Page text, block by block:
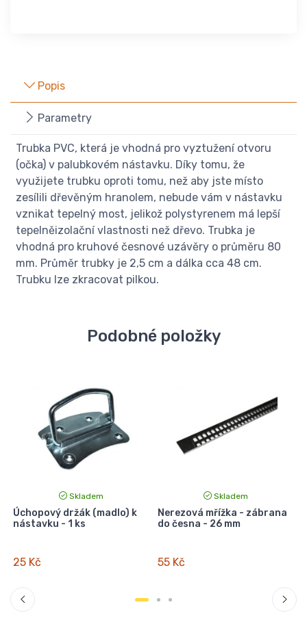
Popis
Parametry
Trubka PVC, která je vhodná pro vyztužení otvoru
(očka) v palubkovém nástavku. Díky tomu, že
využijete trubku oproti tomu, než aby jste místo
zesílili dřevěným hranolem, nebude vám v nástavku
vznikat tepelný most, jelikož polystyrenem má lepší
tepelněizolační vlastnosti než dřevo. Trubka je
vhodná pro kruhové česnové uzávěry o průměru 80
mm. Průměr trubky je 2,5 cm a dálka cca 48 cm.
Trubku lze zkracovat pilkou.
Podobné položky
Skladem
Úchopový držák (madlo) k
nástavku - 1 ks
25 Kč
Skladem
Nerezová mřížka - zábrana
do česna - 26 mm
55 Kč